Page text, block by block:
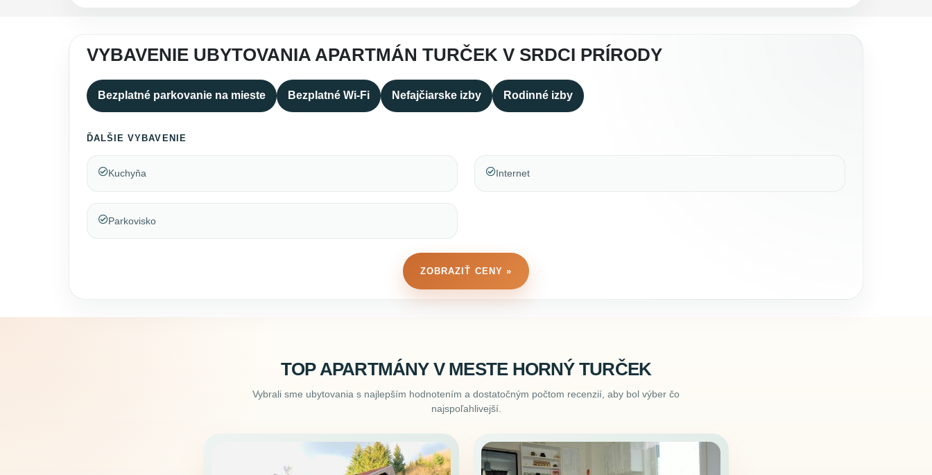
VYBAVENIE UBYTOVANIA APARTMÁN TURČEK V SRDCI PRÍRODY
Bezplatné parkovanie na mieste Bezplatné Wi-Fi Nefajčiarske izby Rodinné izby
ĎALŠIE VYBAVENIE
Kuchyňa
Parkovisko
Internet
ZOBRAZIŤ CENY »
TOP APARTMÁNY V MESTE HORNÝ TURČEK
Vybrali sme ubytovania s najlepším hodnotením a dostatočným počtom recenzií, aby bol výber čo
najspoľahlivejší.